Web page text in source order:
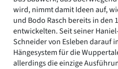
wird, nimmt damit Ideen auf,
und Bodo Rasch bereits in den
entwickelten. Seit seiner
Schneider von Esleben darauf
Hängesystem für die
allerdings die einzige